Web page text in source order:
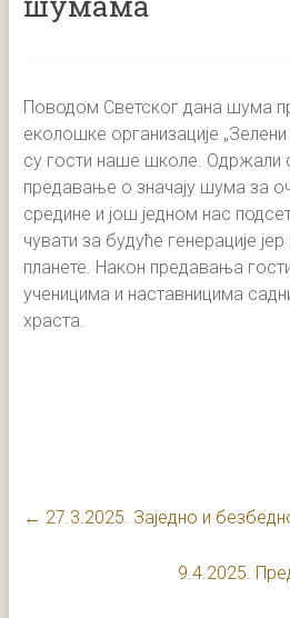
Поводом Светског дана шума
еколошке организације
су гости наше школе. Одржали
предавање о значају шума за
средине и још једном нас
чувати за будуће генерације
планете. Након предавања
ученицима и наставницима
храста.
← 27.3.2025. Заједно и
9.4.2025.